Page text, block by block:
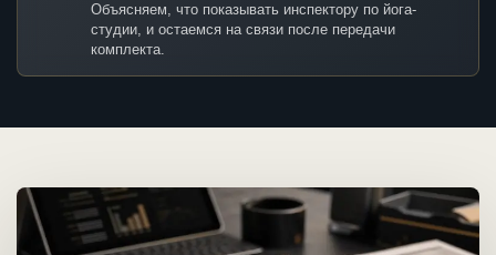
Объясняем, что показывать инспектору по йога-
студии, и остаемся на связи после передачи
комплекта.